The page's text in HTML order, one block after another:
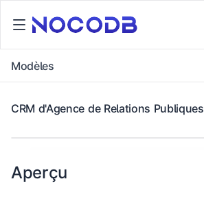
Modèles
CRM d'Agence de Relations Publiques
Aperçu